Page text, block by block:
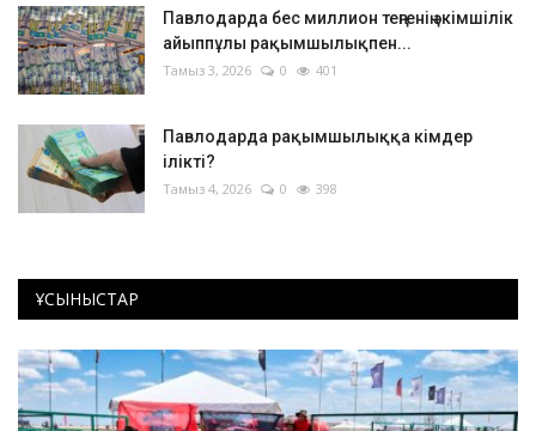
Павлодарда бес миллион теңгенің әкімшілік
айыппұлы рақымшылықпен...
Тамыз 3, 2026 0 401
Павлодарда рақымшылыққа кімдер
ілікті?
Тамыз 4, 2026 0 398
ҰСЫНЫСТАР